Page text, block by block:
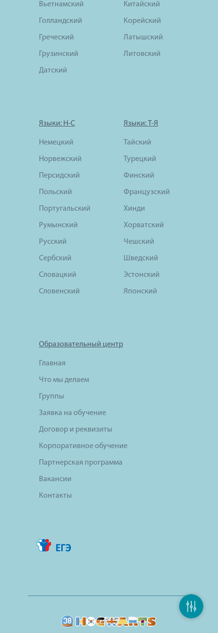
Вьетнамский
Голландский
Греческий
Грузинский
Датский
Китайский
Корейский
Латышский
Литовский
Языки: Н-С
Немецкий
Норвежский
Персидский
Польский
Португальский
Румынский
Русский
Сербский
Словацкий
Словенский
Языки: Т-Я
Тайский
Турецкий
Финский
Французский
Хинди
Хорватский
Чешский
Шведский
Эстонский
Японский
Образовательный центр
Главная
Что мы делаем
Группы
Заявка на обучение
Договор и реквизиты
Корпоративное обучение
Партнерская программа
Вакансии
Контакты